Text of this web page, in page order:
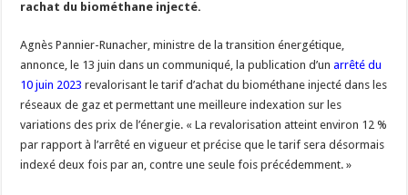
rachat du biométhane injecté.
Agnès Pannier-Runacher, ministre de la transition énergétique,
annonce, le 13 juin dans un communiqué, la publication d’unarrêté du
10 juin 2023 revalorisant le tarif d’achat du biométhane injecté dans les
réseaux de gaz et permettant une meilleure indexation sur les
variations des prix de l’énergie. « La revalorisation atteint environ 12 %
par rapport à l’arrêté en vigueur et précise que le tarif sera désormais
indexé deux fois par an, contre une seule fois précédemment. »